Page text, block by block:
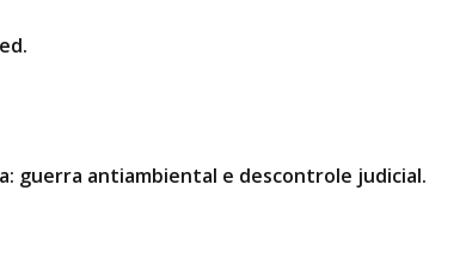
guerra antiambiental e descontrole judicial.